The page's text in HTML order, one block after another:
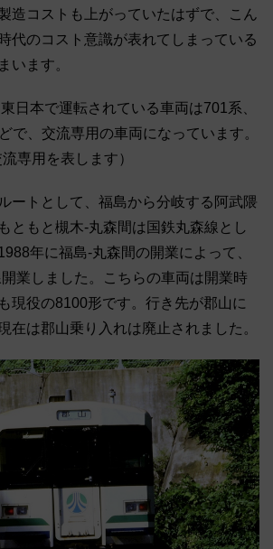
造コストも上がっていたはずで、こん
代のコスト意識が表れてしまっている
います。
日本で運転されている車両は701系、
で、交流専用の車両になっています。
専用を表します）
ートとして、福島から分岐する阿武隈
ともと槻木-丸森間は国鉄丸森線とし
年に福島-丸森間の開業によって、
業しました。こちらの車両は開業時
現役の8100形です。行き先が郡山に
在は郡山乗り入れは廃止されました。